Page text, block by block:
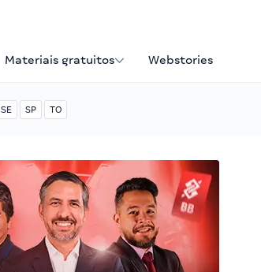
Materiais gratuitos Webstories
SE SP TO